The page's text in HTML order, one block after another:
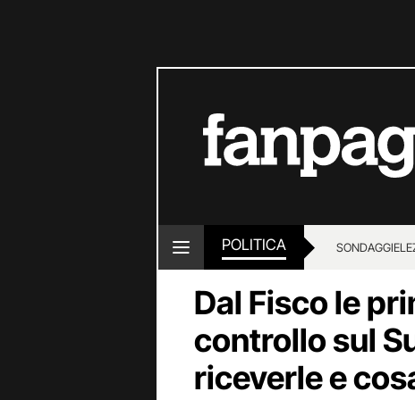
POLITICA SONDAGGI
Dal Fisco le
controllo sul
riceverle e